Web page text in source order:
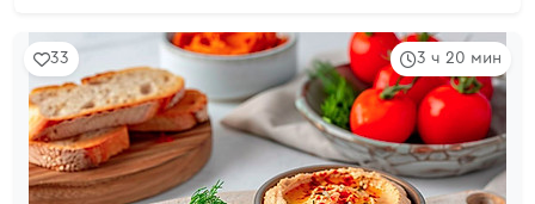
3 ч 20 мин
33